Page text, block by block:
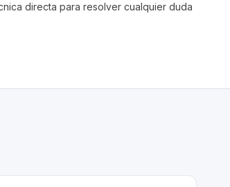
directa para resolver cualquier duda